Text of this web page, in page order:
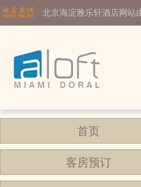
北京海淀雅乐轩酒店网站
首页
客房预订